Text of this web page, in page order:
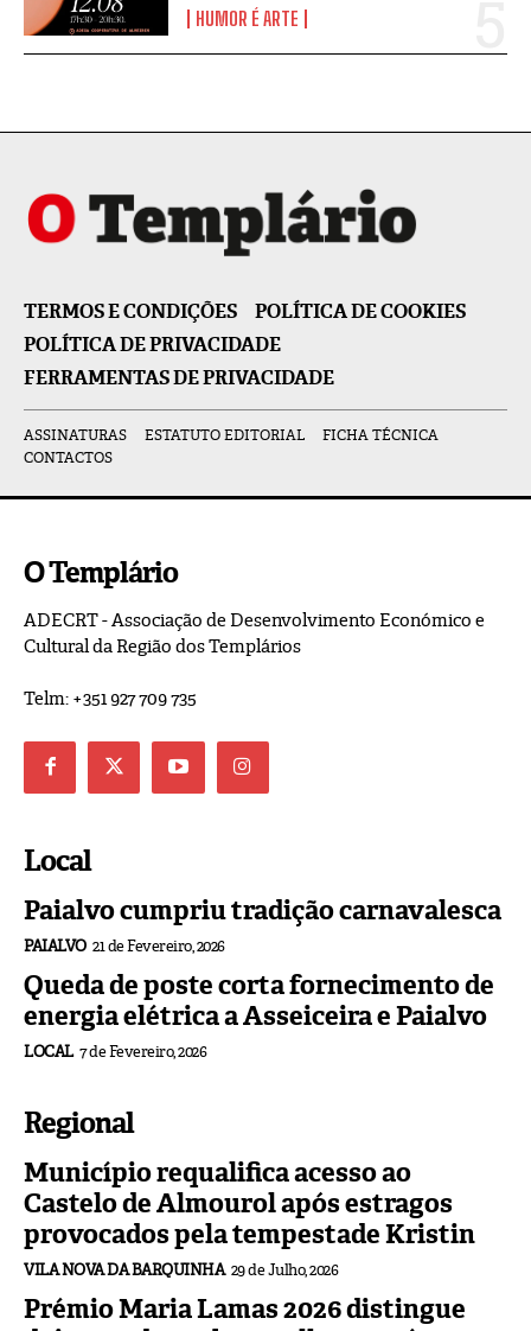
HUMOR É ARTE
TERMOS E CONDIÇÕES
POLÍTICA DE COOKIES
POLÍTICA DE PRIVACIDADE
FERRAMENTAS DE PRIVACIDADE
ASSINATURAS ESTATUTO EDITORIAL
FICHA TÉCNICA
CONTACTOS
O Templário
ADECRT - Associação de Desenvolvimento Económico e
Cultural da Região dos Templários
Telm: +351 927 709 735
Local
Paialvo cumpriu tradição carnavalesca
PAIALVO 21 de Fevereiro, 2026
Queda de poste corta fornecimento de
energia elétrica a Asseiceira e Paialvo
LOCAL 7 de Fevereiro, 2026
Regional
Município requalifica acesso ao
Castelo de Almourol após estragos
provocados pela tempestade Kristin
VILA NOVA DA BARQUINHA 29 de Julho, 2026
Prémio Maria Lamas 2026 distingue